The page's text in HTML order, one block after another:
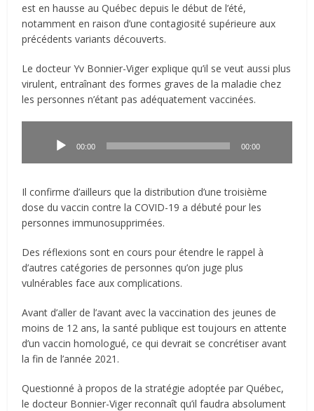
est en hausse au Québec depuis le début de l’été,
notamment en raison d’une contagiosité supérieure aux
précédents variants découverts.
Le docteur Yv Bonnier-Viger explique qu’il se veut aussi plus
virulent, entraînant des formes graves de la maladie chez
les personnes n’étant pas adéquatement vaccinées.
00:00 00:00
Il confirme d’ailleurs que la distribution d’une troisième
dose du vaccin contre la COVID-19 a débuté pour les
personnes immunosupprimées.
Des réflexions sont en cours pour étendre le rappel à
d’autres catégories de personnes qu’on juge plus
vulnérables face aux complications.
Avant d’aller de l’avant avec la vaccination des jeunes de
moins de 12 ans, la santé publique est toujours en attente
d’un vaccin homologué, ce qui devrait se concrétiser avant
la fin de l’année 2021.
Questionné à propos de la stratégie adoptée par Québec,
le docteur Bonnier-Viger reconnaît qu’il faudra absolument